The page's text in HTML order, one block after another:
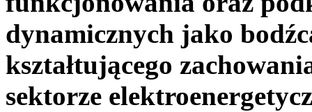
dynamicznych jako
kształtującego
sektorze